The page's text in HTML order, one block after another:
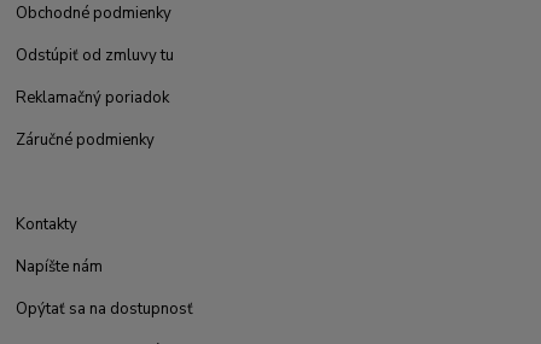
Obchodné podmienky
Odstúpiť od zmluvy tu
Reklamačný poriadok
Záručné podmienky
Kontakty
Napíšte nám
Opýtať sa na dostupnosť